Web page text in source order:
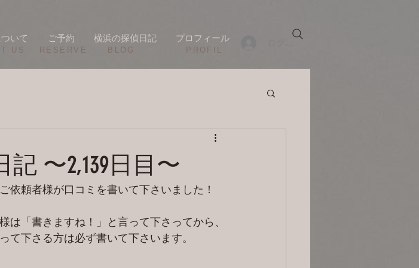
ログイン
いて ご予約 横浜の探偵日記 プロフィール
US ​PROFIL
RESERVE BLOG
記 〜2,139日目〜
依頼者様が口コミを書いて下さいました！
「書きますね！」と言って下さってから、
て下さる方は必ず書いて下さいます。